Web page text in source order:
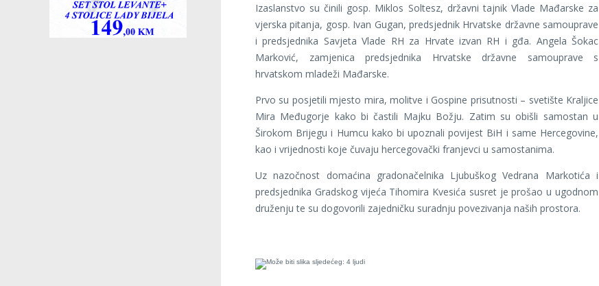
Izaslanstvo su činili gosp. Miklos Soltesz, državni tajnik Vlade Mađarske za
vjerska pitanja, gosp. Ivan Gugan, predsjednik Hrvatske državne samouprave
i predsjednika Savjeta Vlade RH za Hrvate izvan RH i gđa. Angela Šokac
Marković, zamjenica predsjednika Hrvatske državne samouprave s
hrvatskom mladeži Mađarske.
Prvo su posjetili mjesto mira, molitve i Gospine prisutnosti – svetište Kraljice
Mira Međugorje kako bi častili Majku Božju. Zatim su obišli samostan u
Širokom Brijegu i Humcu kako bi upoznali povijest BiH i same Hercegovine,
kao i vrijednosti koje čuvaju hercegovački franjevci u samostanima.
Uz nazočnost domaćina gradonačelnika Ljubuškog Vedrana Markotića i
predsjednika Gradskog vijeća Tihomira Kvesića susret je prošao u ugodnom
druženju te su dogovorili zajedničku suradnju povezivanja naših prostora.